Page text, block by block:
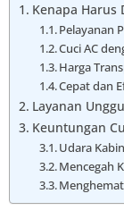
Kenapa Harus
Pelayanan
Cuci AC
Harga
Cepat dan
Layanan
Keuntungan
Udara
Mencegah